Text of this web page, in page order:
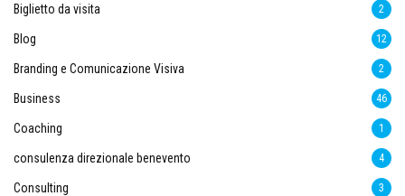
Biglietto da visita 2
Blog 12
Branding e Comunicazione Visiva 2
Business 46
Coaching 1
consulenza direzionale benevento 4
Consulting 3